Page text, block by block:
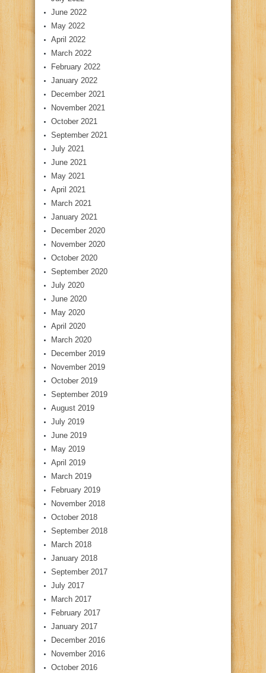
June 2022
May 2022
April 2022
March 2022
February 2022
January 2022
December 2021
November 2021
October 2021
September 2021
July 2021
June 2021
May 2021
April 2021
March 2021
January 2021
December 2020
November 2020
October 2020
September 2020
July 2020
June 2020
May 2020
April 2020
March 2020
December 2019
November 2019
October 2019
September 2019
August 2019
July 2019
June 2019
May 2019
April 2019
March 2019
February 2019
November 2018
October 2018
September 2018
March 2018
January 2018
September 2017
July 2017
March 2017
February 2017
January 2017
December 2016
November 2016
October 2016